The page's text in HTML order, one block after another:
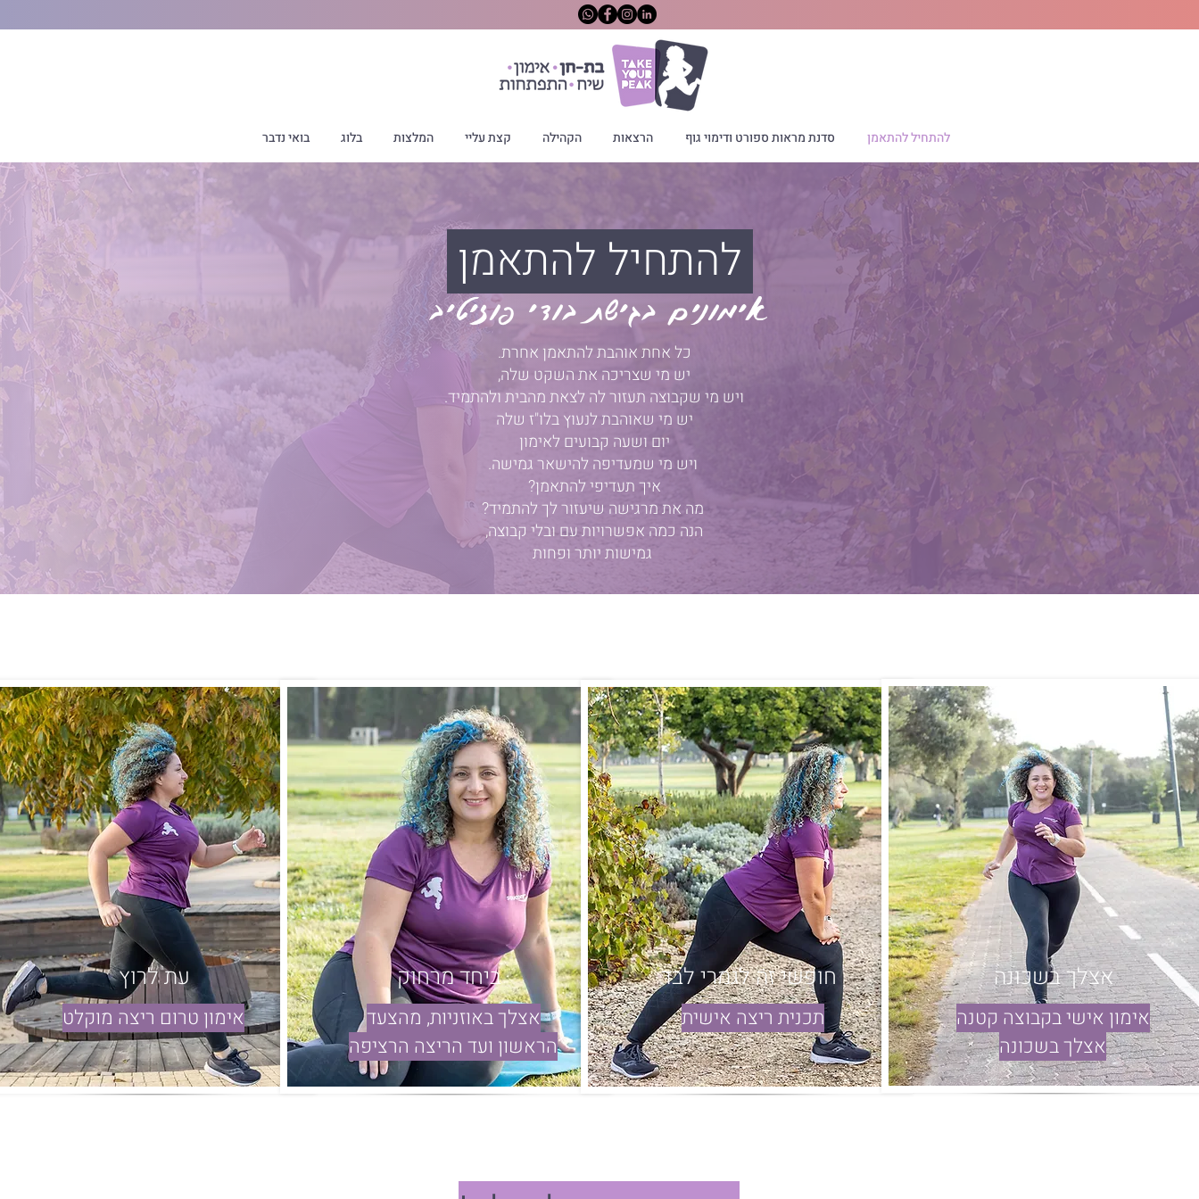
להתחיל להתאמן סדנת מראות ספורט ודימוי גוף הרצאות הקהילה קצת עליי המלצות בלוג בואי נדבר
להתחיל להתאמן
אימונים בגישת בודי פוזיטיב
כל אחת אוהבת להתאמן אחרת.
יש מי שצריכה את השקט שלה,
ויש מי שקבוצה תעזור לה לצאת מהבית ולהתמיד.
יש מי שאוהבת לנעוץ בלו"ז שלה
יום ושעה קבועים לאימון
ויש מי שמעדיפה להישאר גמישה.
איך תעדיפי להתאמן?
מה את מרגישה שיעזור לך להתמיד?
הנה כמה אפשרויות עם ובלי קבוצה,
גמישות יותר ופחות
אימון טרום ריצה מוקלט
עת לרוץ
אצלך באוזניות, מהצעד
הראשון ועד הריצה הרציפה
ביחד מרחוק
תכנית ריצה אישית
חופשי זה לגמרי לבד
אימון אישי בקבוצה קטנה
אצלך בשכונה
אצלך בשכונה